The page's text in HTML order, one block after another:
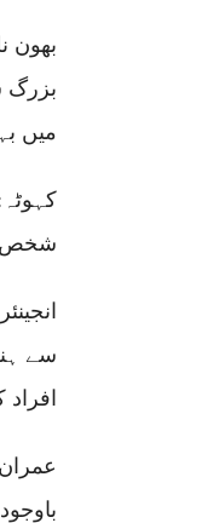
بھون
بزرگ
میں
شخص